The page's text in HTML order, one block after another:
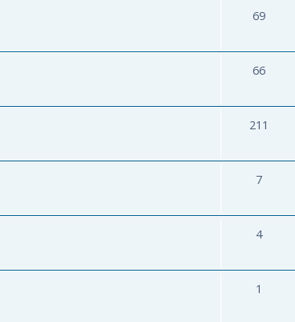
69
66
211
7
4
1